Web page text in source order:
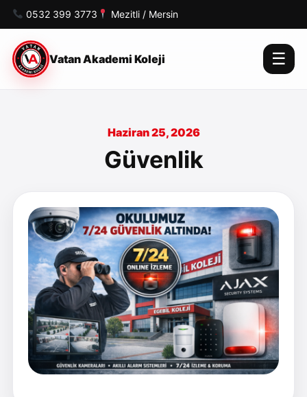
0532 399 3773 Mezitli / Mersin
Vatan Akademi Koleji ☰
Haziran 25, 2026
Güvenlik